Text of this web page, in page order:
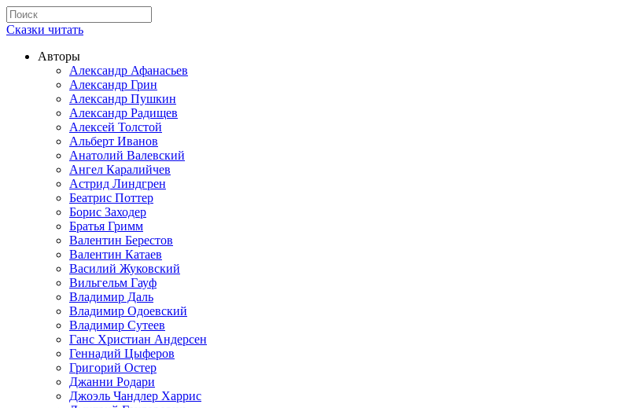
Сказки читать
Авторы
Александр Афанасьев
Александр Грин
Александр Пушкин
Александр Радищев
Алексей Толстой
Альберт Иванов
Анатолий Валевский
Ангел Каралийчев
Астрид Линдгрен
Беатрис Поттер
Борис Заходер
Братья Гримм
Валентин Берестов
Валентин Катаев
Василий Жуковский
Вильгельм Гауф
Владимир Даль
Владимир Одоевский
Владимир Сутеев
Ганс Христиан Андерсен
Геннадий Цыферов
Григорий Остер
Джанни Родари
Джоэль Чандлер Харрис